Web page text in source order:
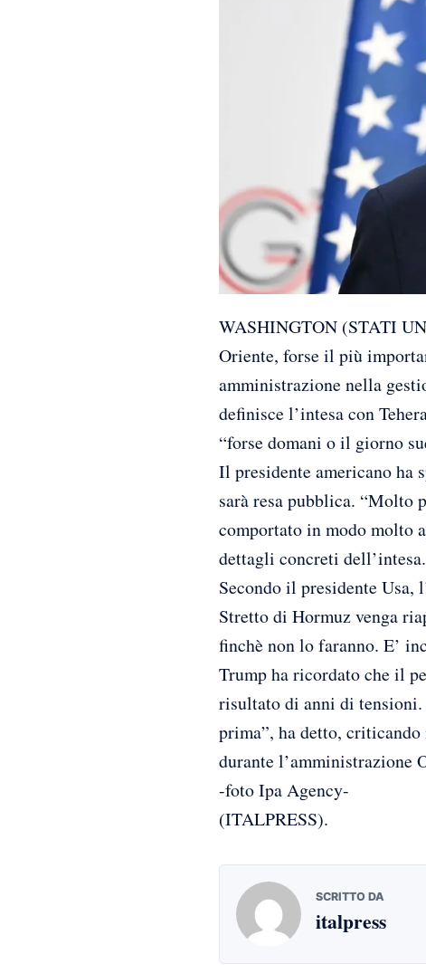
WASHINGTON (STATI
Oriente, forse il più
amministrazione nella
definisce l’intesa con
“forse domani o il giorno
Il presidente americano ha
sarà resa pubblica. “Molto
comportato in modo molto
dettagli concreti dell’intesa.
Secondo il presidente Usa,
Stretto di Hormuz venga
finchè non lo faranno. E’
Trump ha ricordato che il
risultato di anni di
prima”, ha detto,
durante l’amministrazione
-foto Ipa Agency-
(ITALPRESS).
SCRITTO DA
italpress